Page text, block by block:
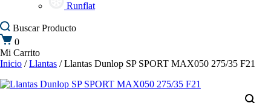
Runflat
BuscarProducto
0
Mi Carrito
Inicio /Llantas / Llantas Dunlop SP SPORT MAX050 275/35 F21